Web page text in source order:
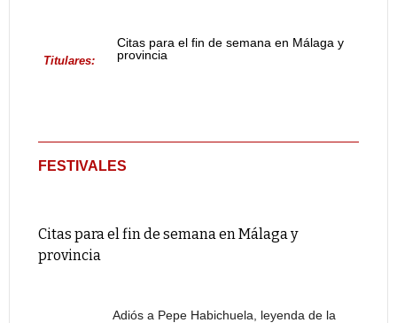
Titulares:
Citas para el fin de semana en Málaga y
provincia
FESTIVALES
Citas para el fin de semana en Málaga y
provincia
Adiós a Pepe Habichuela, leyenda de la